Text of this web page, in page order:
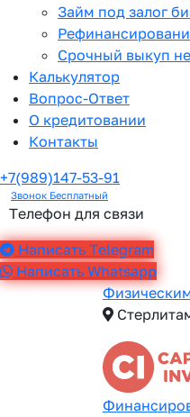
Займ под залог
Срочный выкуп
Калькулятор
Вопрос-Ответ
О кредитовании
Контакты
+7(989)147-53-91
Звонок Бесплатный
Телефон для связи
Написать Telegram
Написать Whatsapp